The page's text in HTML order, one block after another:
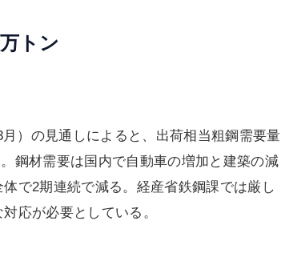
トン
）の見通しによると、出荷相当粗鋼需要量
鋼材需要は国内で自動車の増加と建築の減
で2期連続で減る。経産省鉄鋼課では厳し
応が必要としている。